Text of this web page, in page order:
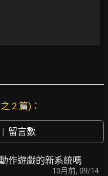
2 篇)：
| 留言數
作遊戲的新系統嗎
10月前, 09/14